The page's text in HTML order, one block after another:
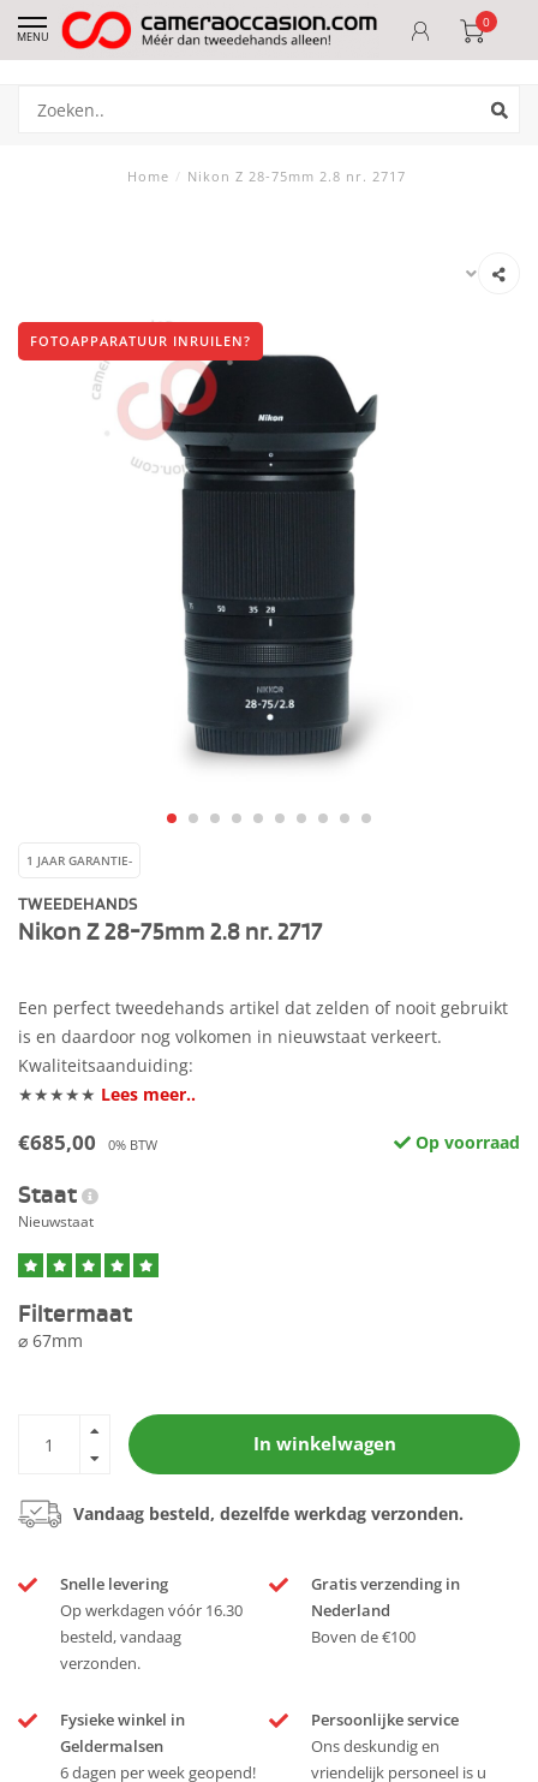
MENU
0
Home / Nikon Z 28-75mm 2.8 nr. 2717
FOTOAPPARATUUR INRUILEN?
1 JAAR GARANTIE-
TWEEDEHANDS
Nikon Z 28-75mm 2.8 nr. 2717
Een perfect tweedehands artikel dat zelden of nooit gebruikt
is en daardoor nog volkomen in nieuwstaat verkeert.
Kwaliteitsaanduiding:
★★★★★ Lees meer..
€685,00 0% BTW Op voorraad
Staat
Nieuwstaat
Filtermaat
⌀ 67mm
In winkelwagen
Vandaag besteld, dezelfde werkdag verzonden.
Snelle levering
Op werkdagen vóór 16.30
besteld, vandaag
verzonden.
Gratis verzending in
Nederland
Boven de €100
Fysieke winkel in
Geldermalsen
6 dagen per week geopend!
Persoonlijke service
Ons deskundig en
vriendelijk personeel is u